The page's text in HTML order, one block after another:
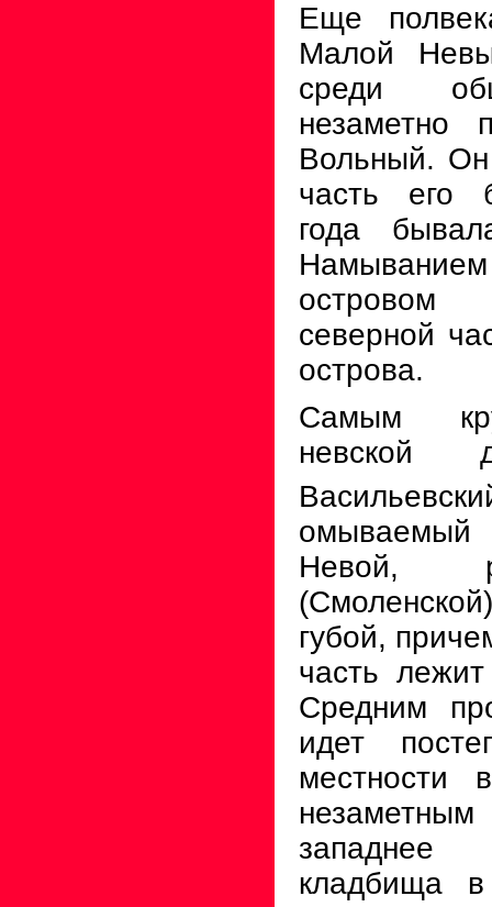
Еще
Малой
среди
незаметно
Вольный. Он
часть его
года
северной
острова.
Самым
невской
Невой,
губой,
часть
Средним
идет
местности
кладбища